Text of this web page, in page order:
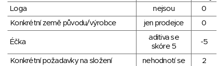
Loga
nejsou
0
Konkrétní země původu/výrobce
jen prodejce 0
Éčka
aditiva se
skóre 5
-5
Konkrétní požadavky na složení nehodnotí se
2